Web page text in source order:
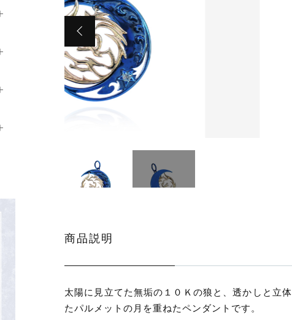
商品説明
太陽に見立てた無垢の１０Ｋの狼と、透かしと立
たパルメットの月を重ねたペンダントです。
B.R.S 10K/YG サンウルフｗ/ブルー ペンダント (wf-p-20yg-